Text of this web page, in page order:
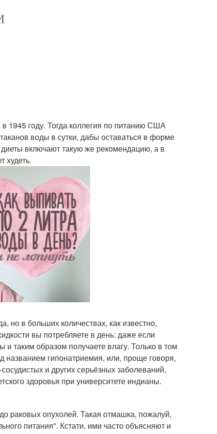
1945 году. Тогда коллегия по питанию США
воды в сутки, дабы оставаться в форме
включают такую же рекомендацию, а в
худеть.
но в больших количествах, как известно,
вы потребляете в день: даже если
таким образом получаете влагу. Только в том
названием гипонатриемия, или, проще говоря,
и других серьёзных заболеваний,
здоровья при университете индианы.
раковых опухолей. Такая отмашка, пожалуй,
питания". Кстати, ими часто объясняют и